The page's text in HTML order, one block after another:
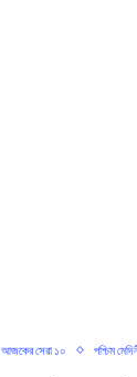
আজকের সেরা ১০ পশ্চিম